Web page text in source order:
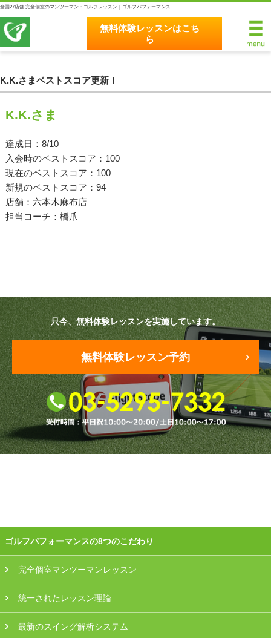
全国27店舗 完全個室のマンツーマン・ゴルフレッスン｜ゴルフパフォーマンス
無料体験レッスンはこち
ら
無料体験レッスンはこちら
統一されたレッスン理論
最新のスイング解析システム
独自のコースティーチング
原田メソッド
エゴスキューメソッド
レッスン内容
ゴルフが楽しみたい（初心者）
短期間での上達（初心者）
シングルを目指したい（中・上級者）
店舗一覧
K.K.さまベストスコア更新！
K.K.さま
達成日：8/10
入会時のベストスコア：100
現在のベストスコア：100
新規のベストスコア：94
店舗：六本木麻布店
担当コーチ：橋爪
只今、無料体験レッスンを実施しています。
無料体験レッスン予約
ゴルフパフォーマンスの8つのこだわり
完全個室マンツーマンレッスン
統一されたレッスン理論
最新のスイング解析システム